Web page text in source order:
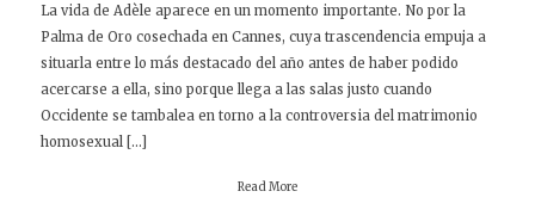
La vida de Adèle aparece en un momento importante. No por la
Palma de Oro cosechada en Cannes, cuya trascendencia empuja a
situarla entre lo más destacado del año antes de haber podido
acercarse a ella, sino porque llega a las salas justo cuando
Occidente se tambalea en torno a la controversia del matrimonio
homosexual […]
Read More